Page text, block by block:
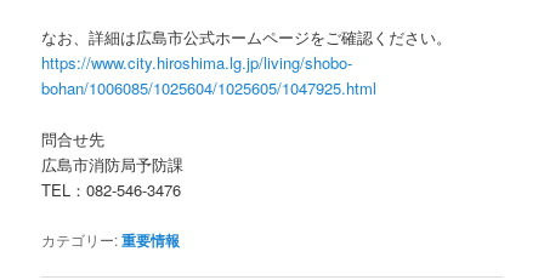
なお、詳細は広島市公式ホームページをご確認ください。
https://www.city.hiroshima.lg.jp/living/shobo-
bohan/1006085/1025604/1025605/1047925.html
問合せ先
広島市消防局予防課
TEL：082-546-3476
カテゴリー:重要情報